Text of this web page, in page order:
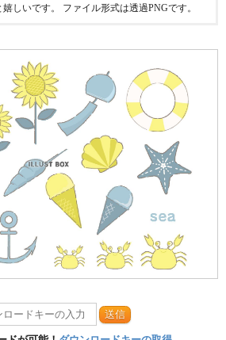
しいです。 ファイル形式は透過PNGです。
送信